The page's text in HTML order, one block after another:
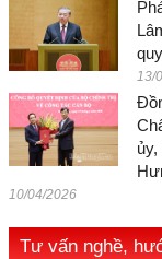
13/
10/04/2026
Tư vấn nghề,